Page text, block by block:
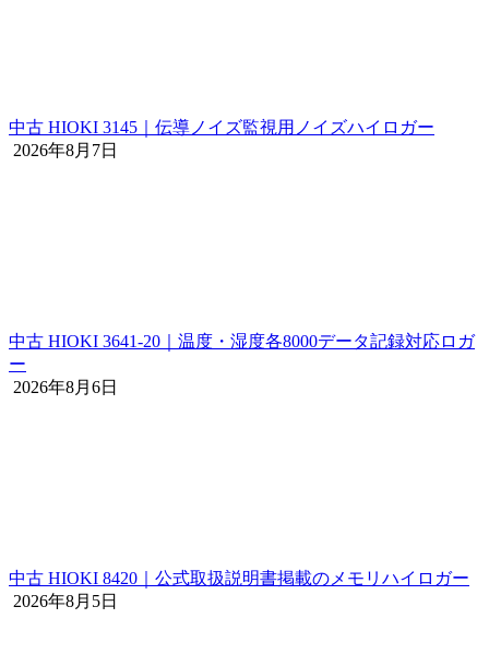
中古 HIOKI 3145｜伝導ノイズ監視用ノイズハイロガー
2026年8月7日
中古 HIOKI 3641-20｜温度・湿度各8000データ記録対応ロガ
ー
2026年8月6日
中古 HIOKI 8420｜公式取扱説明書掲載のメモリハイロガー
2026年8月5日